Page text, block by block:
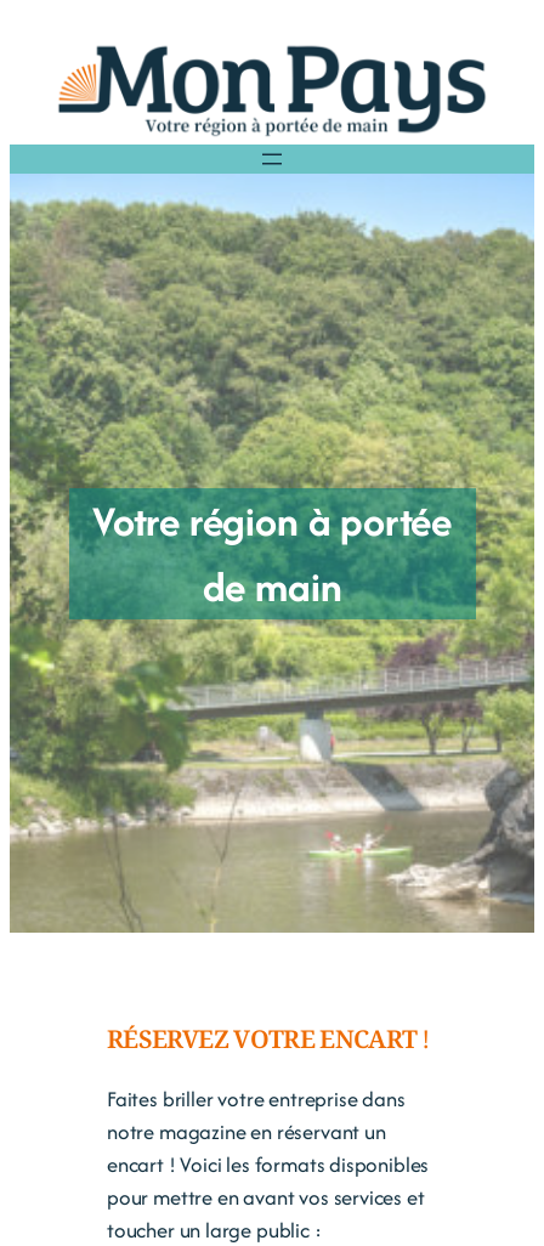
contenu
Votre région à portée
de main
RÉSERVEZ VOTRE ENCART !
Faites briller votre entreprise dans
notre magazine en réservant un
encart ! Voici les formats disponibles
pour mettre en avant vos services et
toucher un large public :